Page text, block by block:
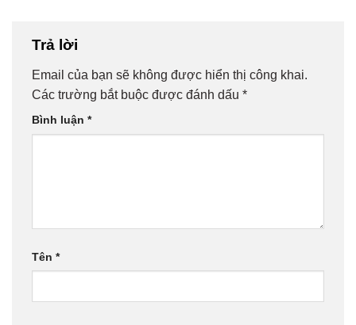
Trả lời
Email của bạn sẽ không được hiển thị công khai.
Các trường bắt buộc được đánh dấu *
Bình luận *
Tên *